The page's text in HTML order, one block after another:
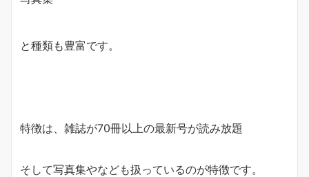
と種類も豊富です。
特徴は、雑誌が70冊以上の最新号が読み放題
そして写真集やなども扱っているのが特徴です。